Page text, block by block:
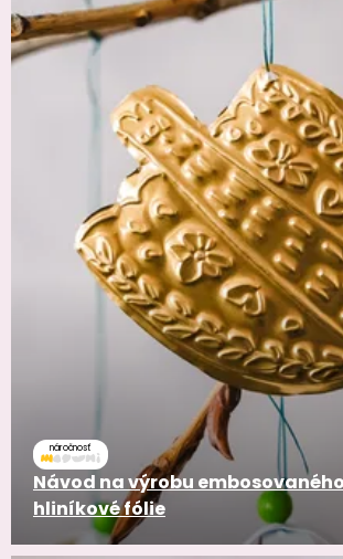
náročnosť
Návod na výrobu
hliníkové fólie